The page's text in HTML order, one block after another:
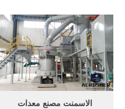
أساس من ...
الاسمنت مصنع معدات